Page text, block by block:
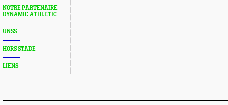
NOTRE PARTENAIRE
DYNAMIC ATHLETIC
UNSS
HORS STADE
LIENS